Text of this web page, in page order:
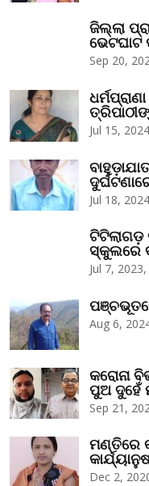
ଜିଲ୍ଲା
ଭେଟଘାଟ
Sep 20,
Jul 15,
Jul 18,
ସ୍କୁଲରେ
Jul 7,
Aug 6,
କରୋନା
ପୁଅ ଦୁହେଁ
Sep 21,
ମଣ୍ତିରେ
Dec 2,